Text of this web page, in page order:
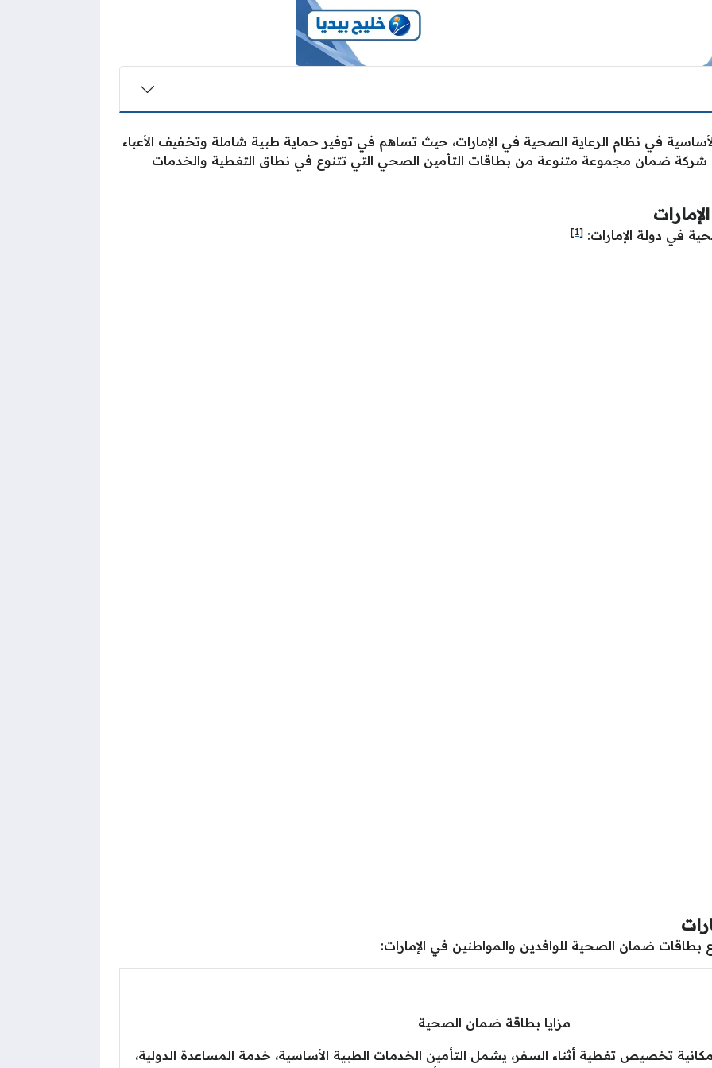
في نظام الرعاية الصحية في الإمارات، حيث تساهم في توفير حماية طبية شاملة وتخفيف الأعباء
تقدم شركة ضمان مجموعة متنوعة من بطاقات التأمين الصحي التي تتنوع في نطاق التغطية والخدمات
في دولة الإمارات: [1]
بطاقات ضمان الصحية للوافدين والمواطنين في الإمارات:
مزايا بطاقة ضمان الصحية
تخصيص تغطية أثناء السفر، يشمل التأمين الخدمات الطبية الأساسية، خدمة المساعدة الدولية،